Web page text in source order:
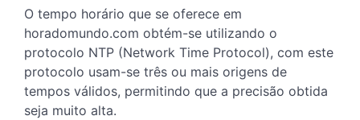
O tempo horário que se oferece em
horadomundo.com obtém-se utilizando o
protocolo NTP (Network Time Protocol), com este
protocolo usam-se três ou mais origens de
tempos válidos, permitindo que a precisão obtida
seja muito alta.